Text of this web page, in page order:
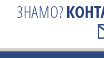
ЗНАМО?